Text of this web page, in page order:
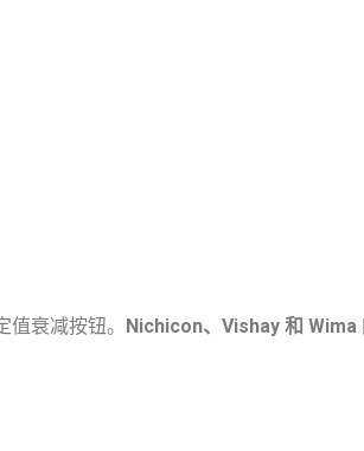
衰减按钮。
Nichicon、Vishay 和 Wima